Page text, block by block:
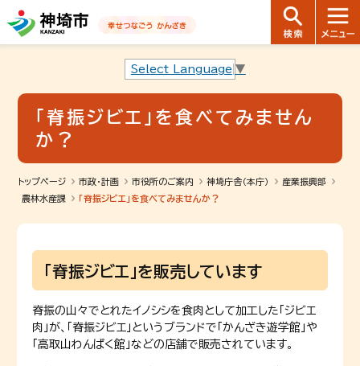
音声読み上げ用ナビゲーションです。
本文へ移動します
ページ最後（フッター）へ移動します
音声読み上げ用ナビゲーションはここまでです。
Select Language ▼
「脊振ジビエ」を食べてみません
か？
トップページ 市政・計画 市役所のご案内 神埼庁舎（本庁）
産業振興部
農林水産課
「脊振ジビエ」を食べてみませんか？
「脊振ジビエ」を販売しています
脊振の山々でとれたイノシシを食肉として加工した「ジビエ
肉」が、「脊振ジビエ」というブランドで「かんざき遊学館」や
「高取山わんぱく館」などの店舗で販売されています。